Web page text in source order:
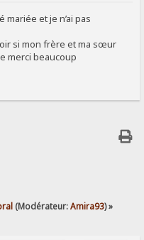
mariée et je n’ai pas
si mon frère et ma sœur
merci beaucoup
(Modérateur:Amira93) »